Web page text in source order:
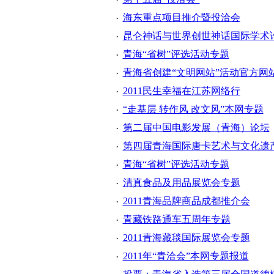
· 海东重点项目推介暨投洽会
· 昆仑神话与世界创世神话国际学术
· 青海“省树”评选活动专题
· 青海省创建“文明网站”活动官方网
· 2011民生幸福在江苏网络行
· “走基层 转作风 改文风”本网专题
· 第二届中国电影发展（青海）论坛
· 第四届青海国际唐卡艺术与文化遗
· 青海“省树”评选活动专题
· 清真食品及用品展览会专题
· 2011青海品牌商品成都推介会
· 青藏铁路通车五周年专题
· 2011青海藏毯国际展览会专题
· 2011年“青洽会”本网专题报道